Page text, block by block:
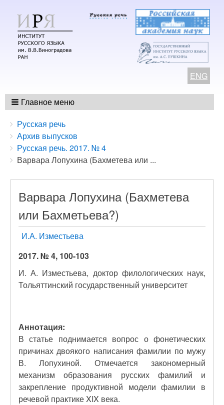
ENG
Главное меню
Breadcrumbs
You
are
here:
Русская речь
Архив выпусков
Русская речь. 2017. № 4
Варвара Лопухина (Бахметева или ...
Варвара Лопухина (Бахметева
или Бахметьева?)
И.А. Изместьева
2017. № 4, 100-103
И. А. Изместьева, доктор филологических наук,
Тольяттинский государственный университет
Аннотация:
В статье поднимается вопрос о фонетических
причинах двоякого написания фамилии по мужу
В. Лопухиной. Отмечается закономерный
механизм образования русских фамилий и
закрепление продуктивной модели фамилии в
речевой практике XIX века.